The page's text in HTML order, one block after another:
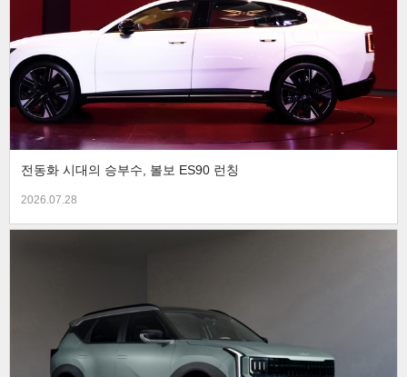
전동화 시대의 승부수, 볼보 ES90 런칭
2026.07.28